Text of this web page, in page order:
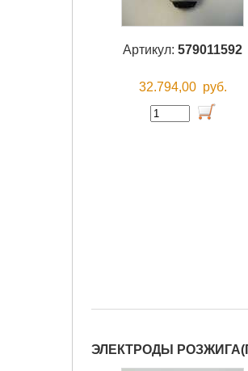
Артикул: 579011592
32.794,00 руб.
ЭЛЕКТРОДЫ